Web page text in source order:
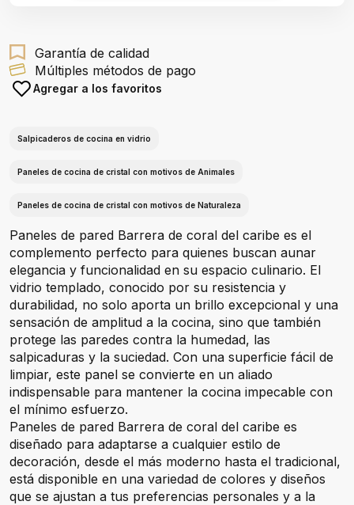
Garantía de calidad
Múltiples métodos de pago
Agregar a los favoritos
Salpicaderos de cocina en vidrio
Paneles de cocina de cristal con motivos de Animales
Paneles de cocina de cristal con motivos de Naturaleza
Paneles de pared Barrera de coral del caribe es el
complemento perfecto para quienes buscan aunar
elegancia y funcionalidad en su espacio culinario. El
vidrio templado, conocido por su resistencia y
durabilidad, no solo aporta un brillo excepcional y una
sensación de amplitud a la cocina, sino que también
protege las paredes contra la humedad, las
salpicaduras y la suciedad. Con una superficie fácil de
limpiar, este panel se convierte en un aliado
indispensable para mantener la cocina impecable con
el mínimo esfuerzo.
Paneles de pared Barrera de coral del caribe es
diseñado para adaptarse a cualquier estilo de
decoración, desde el más moderno hasta el tradicional,
está disponible en una variedad de colores y diseños
que se ajustan a tus preferencias personales y a la